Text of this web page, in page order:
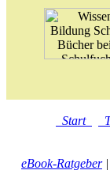
Start
eBook-Ratgeber|